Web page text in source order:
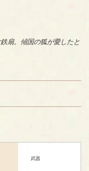
扇。傾国の狐が愛したと
武器